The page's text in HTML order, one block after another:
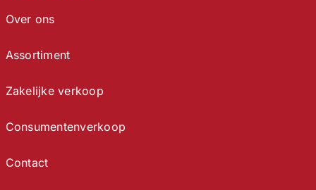
Over ons
Assortiment
Zakelijke verkoop
Consumentenverkoop
Contact